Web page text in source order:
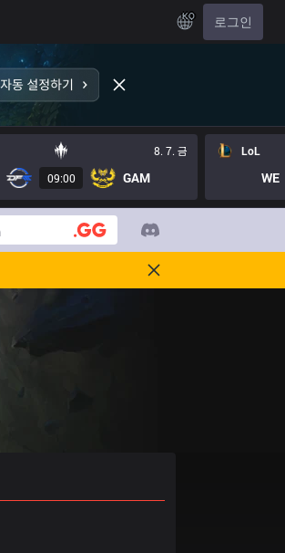
KO 로그인
8. 7. 금
09:00 GAM
LoL
WE